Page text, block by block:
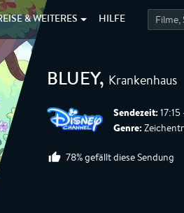
&WEITERES HILFE
BLUEY, Krankenhaus
Sendezeit:
Genre:
78% gefällt diese Sendung